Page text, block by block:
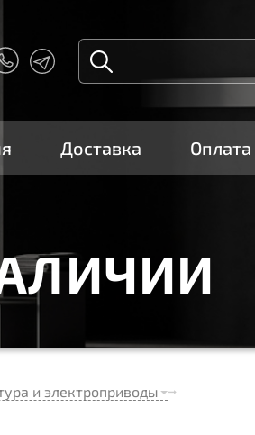
Доставка Оплата
и электроприводы